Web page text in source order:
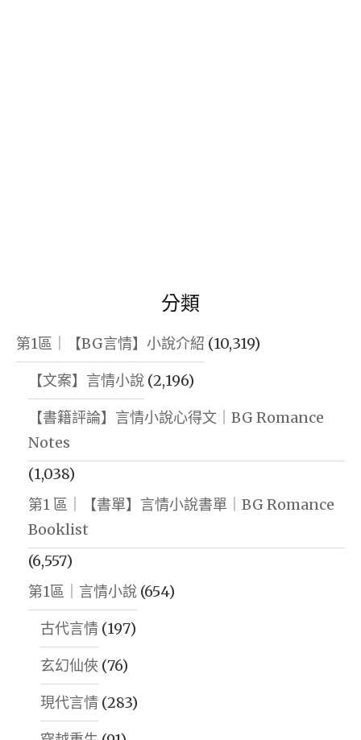
分類
第1區｜【BG言情】小說介紹 (10,319)
【文案】言情小說 (2,196)
【書籍評論】言情小說心得文｜BG Romance
Notes
(1,038)
第1 區｜【書單】言情小說書單｜BG Romance
Booklist
(6,557)
第1區｜言情小說 (654)
古代言情 (197)
玄幻仙俠 (76)
現代言情 (283)